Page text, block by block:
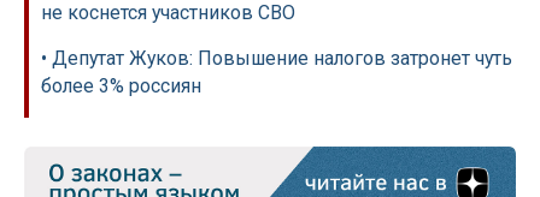
не коснется участников СВО
• Депутат Жуков: Повышение налогов затронет чуть
более 3% россиян